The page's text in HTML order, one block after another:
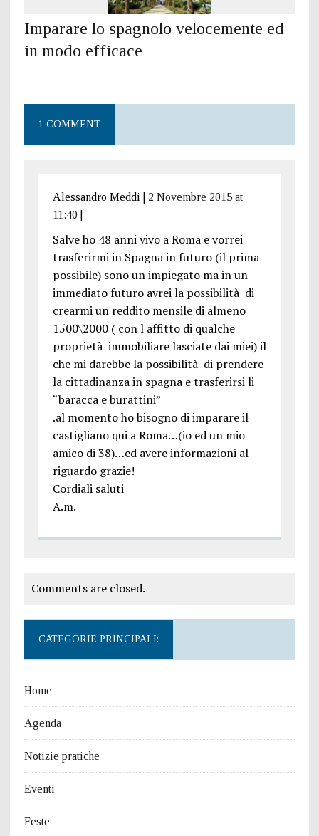
Imparare lo spagnolo velocemente ed
in modo efficace
1 COMMENT
Alessandro Meddi
2 Novembre 2015 at
11:40
Salve ho 48 anni vivo a Roma e vorrei
trasferirmi in Spagna in futuro (il prima
possibile) sono un impiegato ma in un
immediato futuro avrei la possibilità di
crearmi un reddito mensile di almeno
1500\2000 ( con l affitto di qualche
proprietà immobiliare lasciate dai miei) il
che mi darebbe la possibilità di prendere
la cittadinanza in spagna e trasferirsi li
“baracca e burattini”
.al momento ho bisogno di imparare il
castigliano qui a Roma…(io ed un mio
amico di 38)…ed avere informazioni al
riguardo grazie!
Cordiali saluti
A.m.
Comments are closed.
CATEGORIE PRINCIPALI:
Home
Agenda
Notizie pratiche
Eventi
Feste